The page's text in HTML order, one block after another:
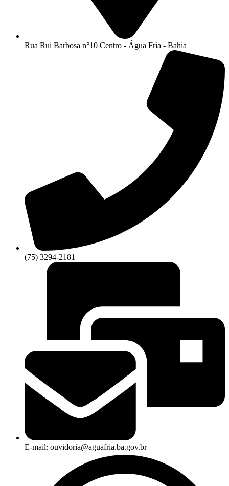
Rua Rui Barbosa n°10 Centro - Água Fria - Bahia
(75) 3294-2181
E-mail: ouvidoria@aguafria.ba.gov.br